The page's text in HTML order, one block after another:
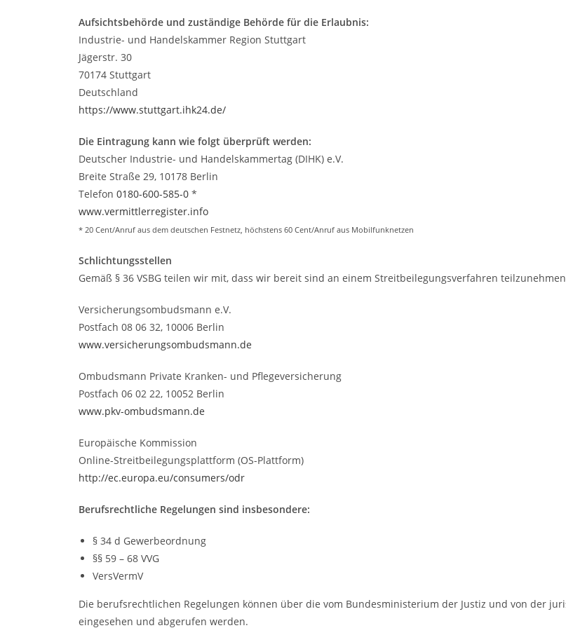
Aufsichtsbehörde und zuständige Behörde für die Erlaubnis:
Industrie- und Handelskammer Region Stuttgart
Jägerstr. 30
70174 Stuttgart
Deutschland
https://www.stuttgart.ihk24.de/
Die Eintragung kann wie folgt überprüft werden:
Deutscher Industrie- und Handelskammertag (DIHK) e.V.
Breite Straße 29, 10178 Berlin
Telefon 0180-600-585-0 *
www.vermittlerregister.info
* 20 Cent/Anruf aus dem deutschen Festnetz, höchstens 60 Cent/Anruf aus Mobilfunknetzen
Schlichtungsstellen
Gemäß § 36 VSBG teilen wir mit, dass wir bereit sind an einem Streitbeilegungsverfahren
Versicherungsombudsmann e.V.
Postfach 08 06 32, 10006 Berlin
www.versicherungsombudsmann.de
Ombudsmann Private Kranken- und Pflegeversicherung
Postfach 06 02 22, 10052 Berlin
www.pkv-ombudsmann.de
Europäische Kommission
Online-Streitbeilegungsplattform (OS-Plattform)
http://ec.europa.eu/consumers/odr
Berufsrechtliche Regelungen sind insbesondere:
§ 34 d Gewerbeordnung
§§ 59 – 68 VVG
VersVermV
Die berufsrechtlichen Regelungen können über die vom Bundesministerium der Justiz und von der
eingesehen und abgerufen werden.